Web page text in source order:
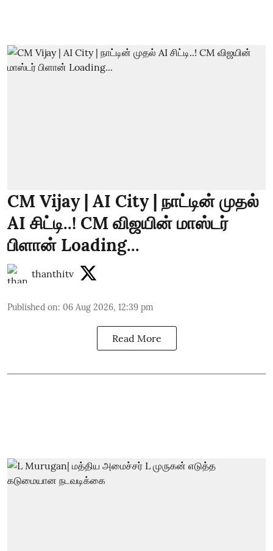
CM Vijay | AI City | நாட்டின் முதல்
AI சிட்டி..! CM விஜயின் மாஸ்டர்
பிளான் Loading...
thanthitv
Published on: 06 Aug 2026, 12:39 pm
Read More